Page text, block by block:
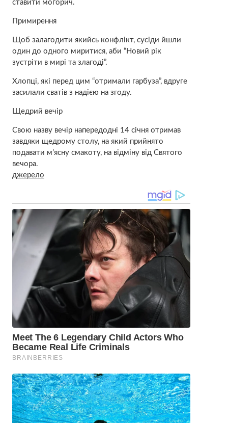
ставити могорич.
Примирення
Щоб залагодити якийсь конфлікт, сусіди йшли
один до одного миритися, аби “Новий рік
зустріти в мирі та злагоді”.
Хлопці, які перед цим “отримали гарбуза”, вдруге
засилали сватів з надією на згоду.
Щедрий вечір
Свою назву вечір напередодні 14 січня отримав
завдяки щедрому столу, на який прийнято
подавати м’ясну смакоту, на відміну від Святого
вечора.
джерело